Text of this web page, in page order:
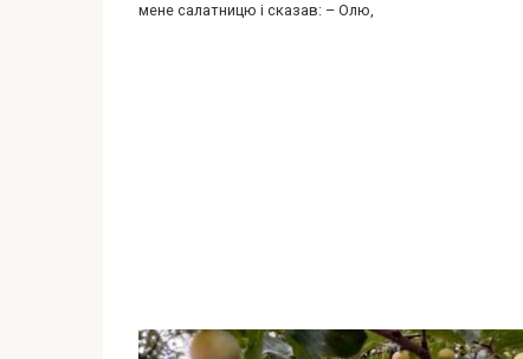
мене салатницю і сказав: – Олю,